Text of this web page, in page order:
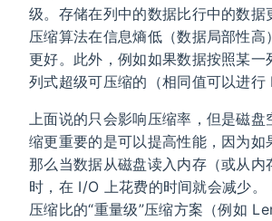
级。存储在列中的数据比行中的数据
压缩算法在信息熵低（数据局部性高
更好。此外，例如如果数据按照某一
列式超级可压缩的（相同值可以进行
上面说的只会影响压缩率，但是磁
缩更重要的是可以提高性能，因为如
那么当数据从磁盘读入内存（或从内
时，在 I/O 上花费的时间就会减少。
压缩比的“重量级”压缩方案（例如